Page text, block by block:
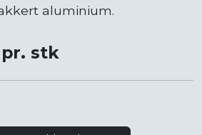
aluminium.
stk